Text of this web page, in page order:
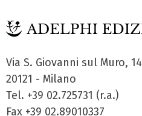
Via S. Giovanni sul Muro, 14
20121 - Milano
Tel. +39 02.725731 (r.a.)
Fax +39 02.89010337